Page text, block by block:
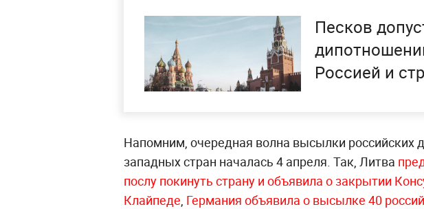
Песков
Россией и
Напомним, очередная волна высылки российских
западных стран началась 4 апреля. Так, Литва
послу покинуть страну и объявила о закрытии
Клайпеде, Германия объявила о высылке 40